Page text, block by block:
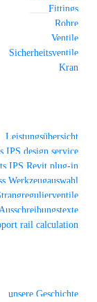
Fittings
Rohre
Ventile
Sicherheitsventile
Kran
Leistungsübersicht
IPS design service
IPS Revit plug-in
Werkzeugauswahl
Ausschreibungstexte
rail calculation
unsere Geschichte